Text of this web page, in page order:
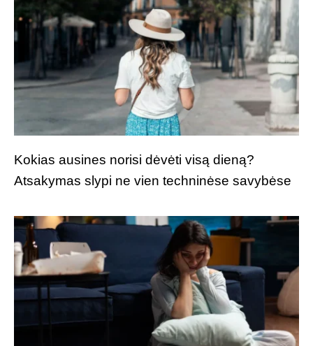
Kokias ausines norisi dėvėti visą dieną?
Atsakymas slypi ne vien techninėse savybėse